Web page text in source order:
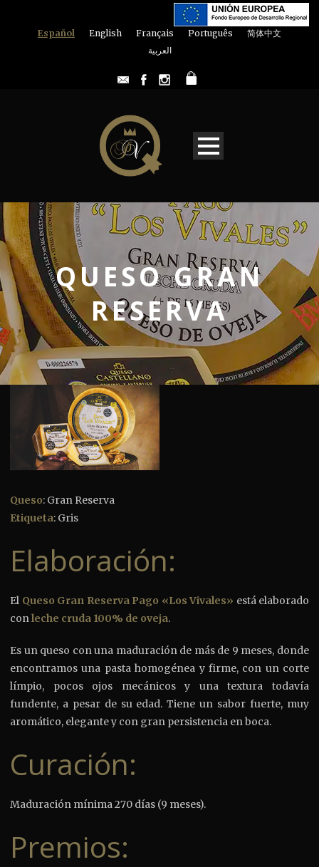
Español English Français Português
简体中文
العربية
QUESO GRAN
RESERVA
Queso: Gran Reserva
Etiqueta: Gris
Elaboración:
El Queso Gran Reserva Pago «Los Vivales» está elaborado
conleche cruda 100% de oveja.
Es un queso con una maduración de más de 9 meses, donde
encontramos una pasta homogénea y firme, con un corte
límpio, pocos ojos mecánicos y una textura todavía
fundente, a pesar de su edad. Tiene un sabor fuerte, muy
aromático, elegante y con gran persistencia en boca.
Curación:
Maduración mínima 270 días (9 meses).
Premios: